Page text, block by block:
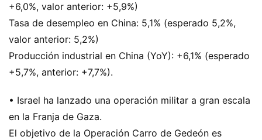
+6,0%, valor anterior: +5,9%)
Tasa de desempleo en China: 5,1% (esperado 5,2%,
valor anterior: 5,2%)
Producción industrial en China (YoY): +6,1% (esperado
+5,7%, anterior: +7,7%).
• Israel ha lanzado una operación militar a gran escala
en la Franja de Gaza.
El objetivo de la Operación Carro de Gedeón es